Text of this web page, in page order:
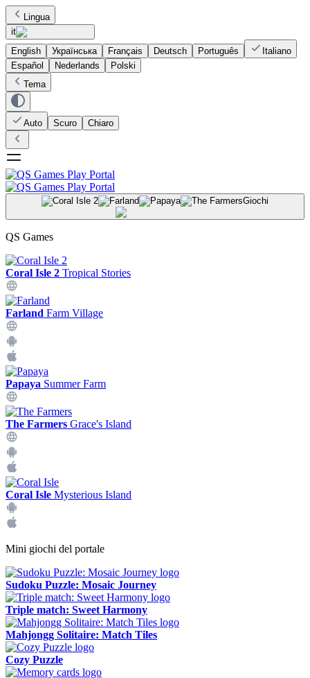
Lingua
it
English
Українська Français Deutsch Português
Italiano
Español
Nederlands
Polski
Tema
Auto Scuro Chiaro
Giochi
QS Games
Coral Isle 2 Tropical Stories
Farland Farm Village
Papaya Summer Farm
The Farmers Grace's Island
Coral Isle Mysterious Island
Mini giochi del portale
Sudoku Puzzle: Mosaic Journey
Triple match: Sweet Harmony
Mahjongg Solitaire: Match Tiles
Cozy Puzzle